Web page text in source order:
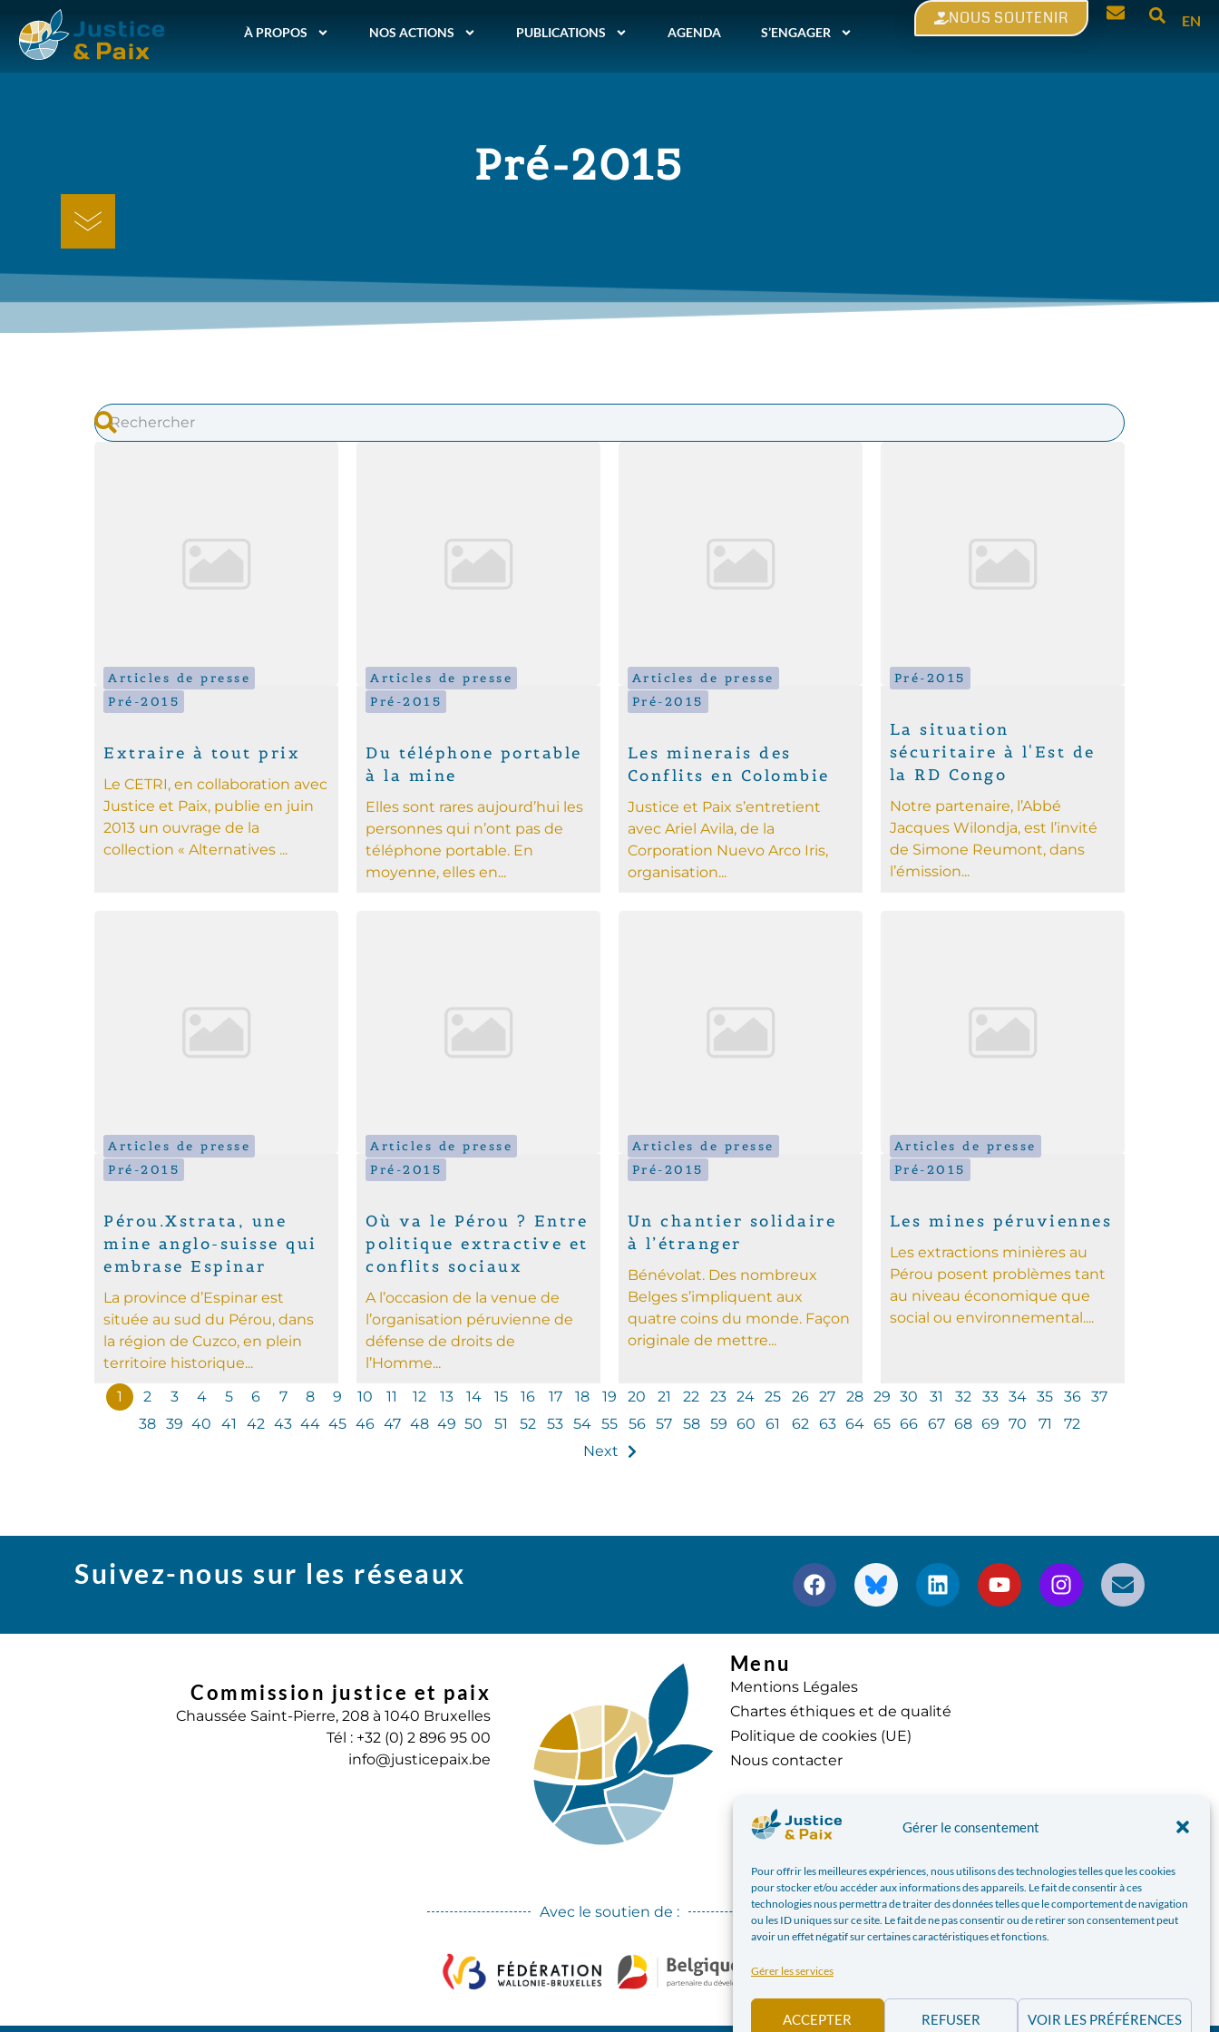
Gérer le consentement
Pour offrir les meilleures expériences, nous utilisons des technologies telles que les cookies
pour stocker et/ou accéder aux informations des appareils. Le fait de consentir à ces
technologies nous permettra de traiter des données telles que le comportement de navigation
ou les ID uniques sur ce site. Le fait de ne pas consentir ou de retirer son consentement peut
avoir un effet négatif sur certaines caractéristiques et fonctions.
Gérer les services
ACCEPTER REFUSER VOIR LES PRÉFÉRENCES
À PROPOS NOS ACTIONS PUBLICATIONS AGENDA S’ENGAGER
NOUS SOUTENIR EN
Pré-2015
Articles de presse
Pré-2015
Extraire à tout prix
Le CETRI, en collaboration avec
Justice et Paix, publie en juin
2013 un ouvrage de la
collection « Alternatives ...
Articles de presse
Pré-2015
Du téléphone portable
à la mine
Elles sont rares aujourd’hui les
personnes qui n’ont pas de
téléphone portable. En
moyenne, elles en...
Articles de presse
Pré-2015
Les minerais des
Conflits en Colombie
Justice et Paix s’entretient
avec Ariel Avila, de la
Corporation Nuevo Arco Iris,
organisation...
Pré-2015
La situation
sécuritaire à l'Est de
la RD Congo
Notre partenaire, l’Abbé
Jacques Wilondja, est l’invité
de Simone Reumont, dans
l’émission...
Articles de presse
Pré-2015
Pérou.Xstrata, une
mine anglo-suisse qui
embrase Espinar
La province d’Espinar est
située au sud du Pérou, dans
la région de Cuzco, en plein
territoire historique...
Articles de presse
Pré-2015
Où va le Pérou ? Entre
politique extractive et
conflits sociaux
A l’occasion de la venue de
l’organisation péruvienne de
défense de droits de
l’Homme...
Articles de presse
Pré-2015
Un chantier solidaire
à l’étranger
Bénévolat. Des nombreux
Belges s’impliquent aux
quatre coins du monde. Façon
originale de mettre...
Articles de presse
Pré-2015
Les mines péruviennes
Les extractions minières au
Pérou posent problèmes tant
au niveau économique que
social ou environnemental....
1 2 3 4 5 6 7 8 9 10 11 12 13 14 15 16 17 18 19 20 21 22 23 24 25 26 27 28 29 30 31 32 33 34 35 36
37
38
39 40 41 42 43 44 45 46 47 48 49 50 51 52 53 54 55 56 57 58 59 60 61 62 63 64 65 66 67 68 69 70 71
72
Next
Suivez-nous sur les réseaux
Commission justice et paix
Chaussée Saint-Pierre, 208 à 1040 Bruxelles
Tél : +32 (0) 2 896 95 00
info@justicepaix.be
Menu
Mentions Légales
Chartes éthiques et de qualité
Politique de cookies (UE)
Nous contacter
Avec le soutien de :